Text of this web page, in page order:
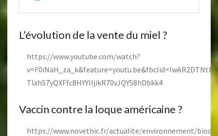
L’évolution de la vente du miel ?
https://www.youtube.com/watch?
TlxhS7yQXFfc8HYYIIjikR70vJQY58hDbkk4
Vaccin contre la loque américaine ?
https://www.novethic.fr/actualite/environnement/